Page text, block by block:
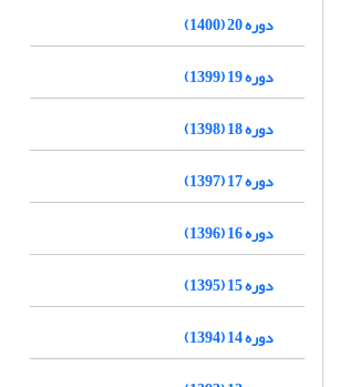
دوره 20 (1400)
دوره 19 (1399)
دوره 18 (1398)
دوره 17 (1397)
دوره 16 (1396)
دوره 15 (1395)
دوره 14 (1394)